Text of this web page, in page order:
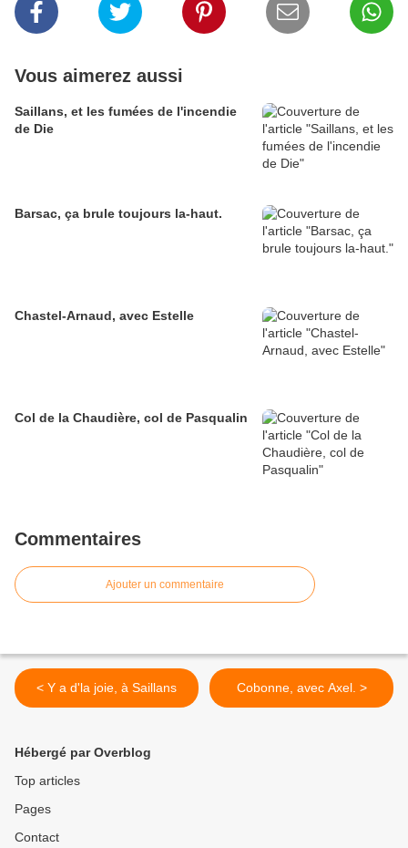
Vous aimerez aussi
Saillans, et les fumées de l'incendie
de Die
Barsac, ça brule toujours la-haut.
Chastel-Arnaud, avec Estelle
Col de la Chaudière, col de Pasqualin
Commentaires
Ajouter un commentaire
< Y a d'la joie, à Saillans Cobonne, avec Axel. >
Hébergé par Overblog
Top articles
Pages
Contact